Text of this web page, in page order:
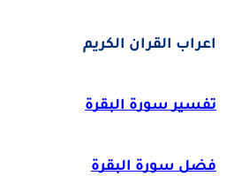
اعراب القران الكريم
تفسير سورة البقرة
فضل سورة البقرة